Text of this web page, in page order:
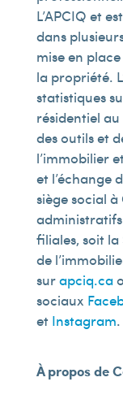
L’APCIQ et
dans
mise en
la propriété.
statistiques
résidentiel
des outils et
l’immobilier
et l’échange
siège social
filiales, soit
de
surapciq.ca
sociaux
et Instagram.
À propos de